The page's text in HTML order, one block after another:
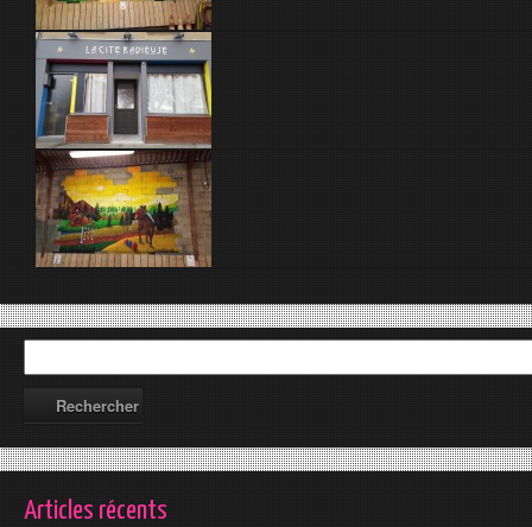
Articles récents